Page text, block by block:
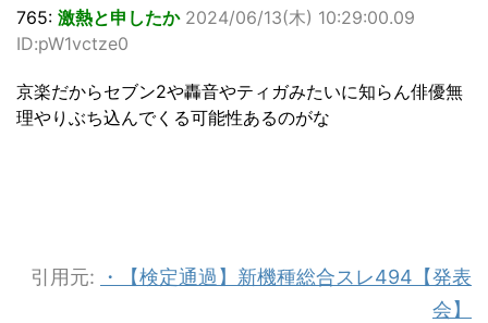
765: 激熱と申したか 2024/06/13(木) 10:29:00.09
ID:pW1vctze0
京楽だからセブン2や轟音やティガみたいに知らん俳優無
理やりぶち込んでくる可能性あるのがな
引用元:
・【検定通過】新機種総合スレ494【発表
会】